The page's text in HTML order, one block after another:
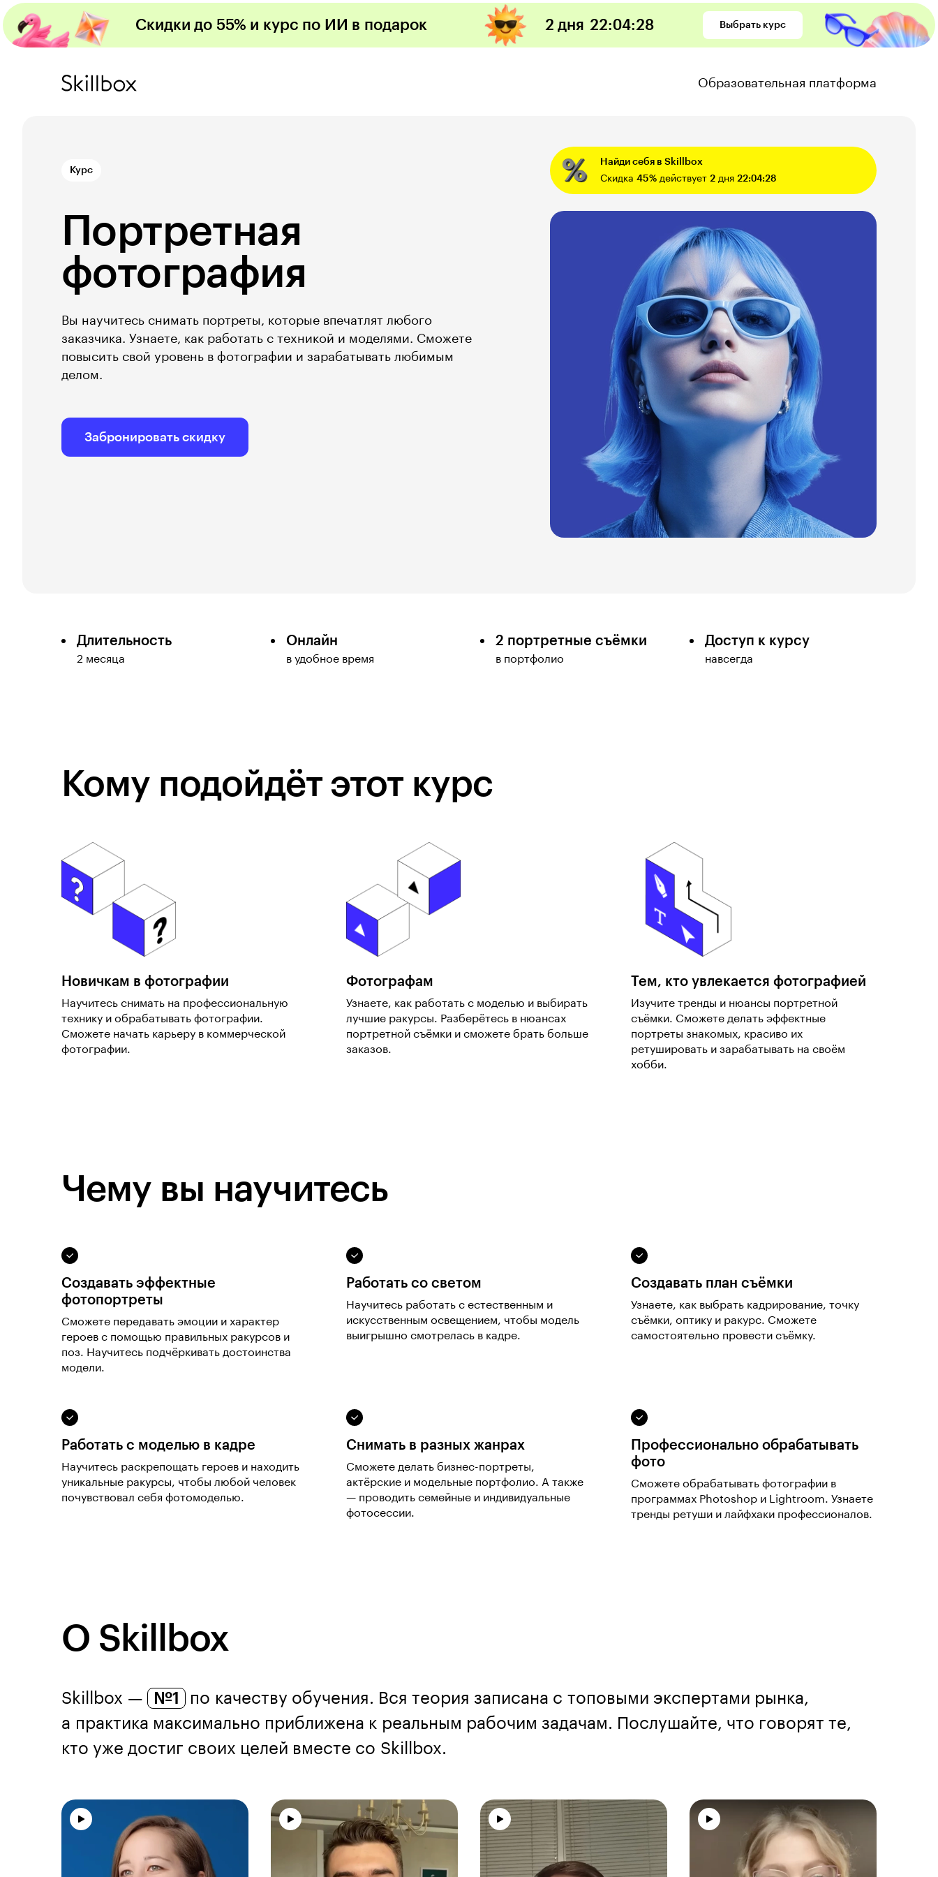
Скидки до 55% и курс по ИИ в подарок 2 дня 22:04:26 Выбрать курс
Образовательная платформа
Найди себя в Skillbox
Скидка 45% действует 2 дня 22:04:26
Забронировать скидку
Курс
Портретная
фотография
Вы научитесь снимать портреты, которые впечатлят любого
заказчика. Узнаете, как работать с техникой и моделями. Сможете
повысить свой уровень в фотографии и зарабатывать любимым
делом.
Длительность
2 месяца
Онлайн
в удобное время
2 портретные съёмки
в портфолио
Доступ к курсу
навсегда
Кому подойдёт этот курс
Новичкам в фотографии
Научитесь снимать на профессиональную
технику и обрабатывать фотографии.
Сможете начать карьеру в коммерческой
фотографии.
Фотографам
Узнаете, как работать с моделью и выбирать
лучшие ракурсы. Разберётесь в нюансах
портретной съёмки и сможете брать больше
заказов.
Тем, кто увлекается фотографией
Изучите тренды и нюансы портретной
съёмки. Сможете делать эффектные
портреты знакомых, красиво их
ретушировать и зарабатывать на своём
хобби.
Чему вы научитесь
Создавать эффектные
фотопортреты
Сможете передавать эмоции и характер
героев с помощью правильных ракурсов и
поз. Научитесь подчёркивать достоинства
модели.
Работать со светом
Научитесь работать с естественным и
искусственным освещением, чтобы модель
выигрышно смотрелась в кадре.
Создавать план съёмки
Узнаете, как выбрать кадрирование, точку
съёмки, оптику и ракурс. Сможете
самостоятельно провести съёмку.
Работать с моделью в кадре
Научитесь раскрепощать героев и находить
уникальные ракурсы, чтобы любой человек
почувствовал себя фотомоделью.
Снимать в разных жанрах
Сможете делать бизнес-портреты,
актёрские и модельные портфолио. А также
— проводить семейные и индивидуальные
фотосессии.
Профессионально обрабатывать
фото
Сможете обрабатывать фотографии в
программах Photoshop и Lightroom. Узнаете
тренды ретуши и лайфхаки профессионалов.
О Skillbox
Skillbox — №1
по качеству обучения. Вся теория записана с топовыми экспертами рынка,
а практика максимально приближена к реальным рабочим задачам. Послушайте, что говорят те,
кто уже достиг своих целей вместе со Skillbox.